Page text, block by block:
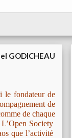
GODICHEAU
le fondateur de
de
de chaque
Society
que l’activité